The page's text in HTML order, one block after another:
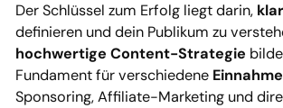
Der Schlüssel zum Erfolg liegt darin,
definieren und dein Publikum zu
hochwertige Content-Strategie
Fundament für verschiedene
Sponsoring, Affiliate-Marketing und